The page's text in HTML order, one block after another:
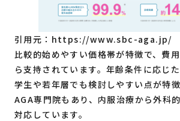
引用元： https://www.sbc-aga.jp/
比較的始めやすい価格帯が特徴で、費
ら支持されています。年齢条件に応じた
学生や若年層でも検討しやすい点が特
AGA専門院もあり、内服治療から外科
対応しています。